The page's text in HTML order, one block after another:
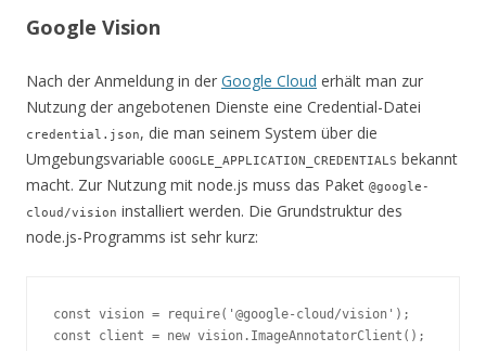
Google Vision
Nach der Anmeldung in der Google Cloud erhält man zur
Nutzung der angebotenen Dienste eine Credential-Datei
credential.json, die man seinem System über die
Umgebungsvariable GOOGLE_APPLICATION_CREDENTIALS bekannt
macht. Zur Nutzung mit node.js muss das Paket @google-
cloud/vision installiert werden. Die Grundstruktur des
node.js-Programms ist sehr kurz:
const vision = require('@google-cloud/vision');
const client = new vision.ImageAnnotatorClient();